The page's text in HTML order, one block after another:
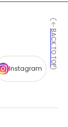
BACK TO TOP
Instagram